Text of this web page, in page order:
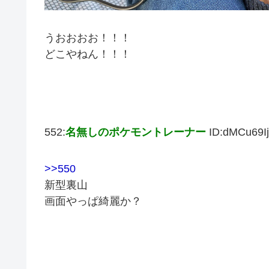
うおおおお！！！
どこやねん！！！
552:名無しのポケモントレーナー
>>550
新型裏山
画面やっぱ綺麗か？